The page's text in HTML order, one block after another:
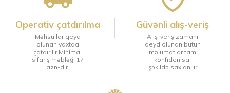
Operativ çatdırılma
Məhsullar qeyd
olunan vaxtda
çatdırılır Minimal
sifariş məbləği 17
azn-dir.
Güvənli alış-veriş
Alış-veriş zamanı
qeyd olunan bütün
məlumatlar tam
konfidenisal
şəkildə saxlanılır